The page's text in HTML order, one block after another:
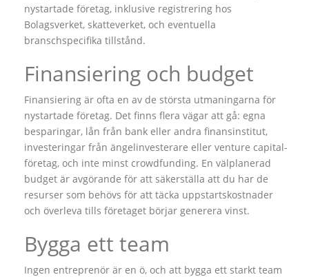
nystartade företag, inklusive registrering hos
Bolagsverket, skatteverket, och eventuella
branschspecifika tillstånd.
Finansiering och budget
Finansiering är ofta en av de största utmaningarna för
nystartade företag. Det finns flera vägar att gå: egna
besparingar, lån från bank eller andra finansinstitut,
investeringar från ängelinvesterare eller venture capital-
företag, och inte minst crowdfunding. En välplanerad
budget är avgörande för att säkerställa att du har de
resurser som behövs för att täcka uppstartskostnader
och överleva tills företaget börjar generera vinst.
Bygga ett team
Ingen entreprenör är en ö, och att bygga ett starkt team